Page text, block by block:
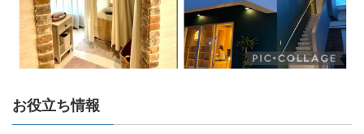
お役立ち情報